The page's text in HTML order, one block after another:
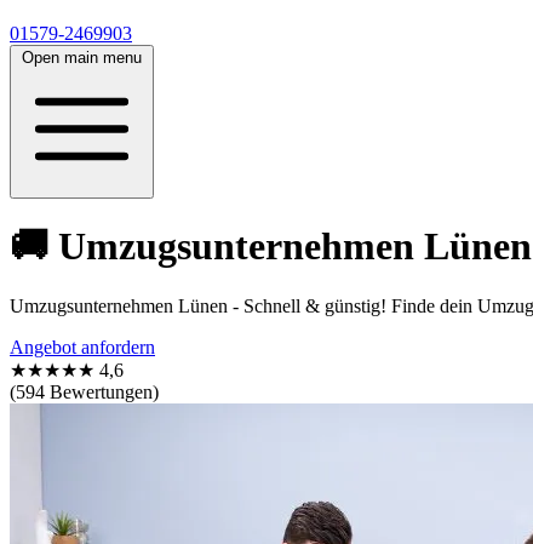
01579-2469903
Open main menu
🚚 Umzugsunternehmen
Umzugsunternehmen Lünen - Schnell & günstig! Finde dein
Angebot anfordern
★★★★★ 4,6
(594 Bewertungen)